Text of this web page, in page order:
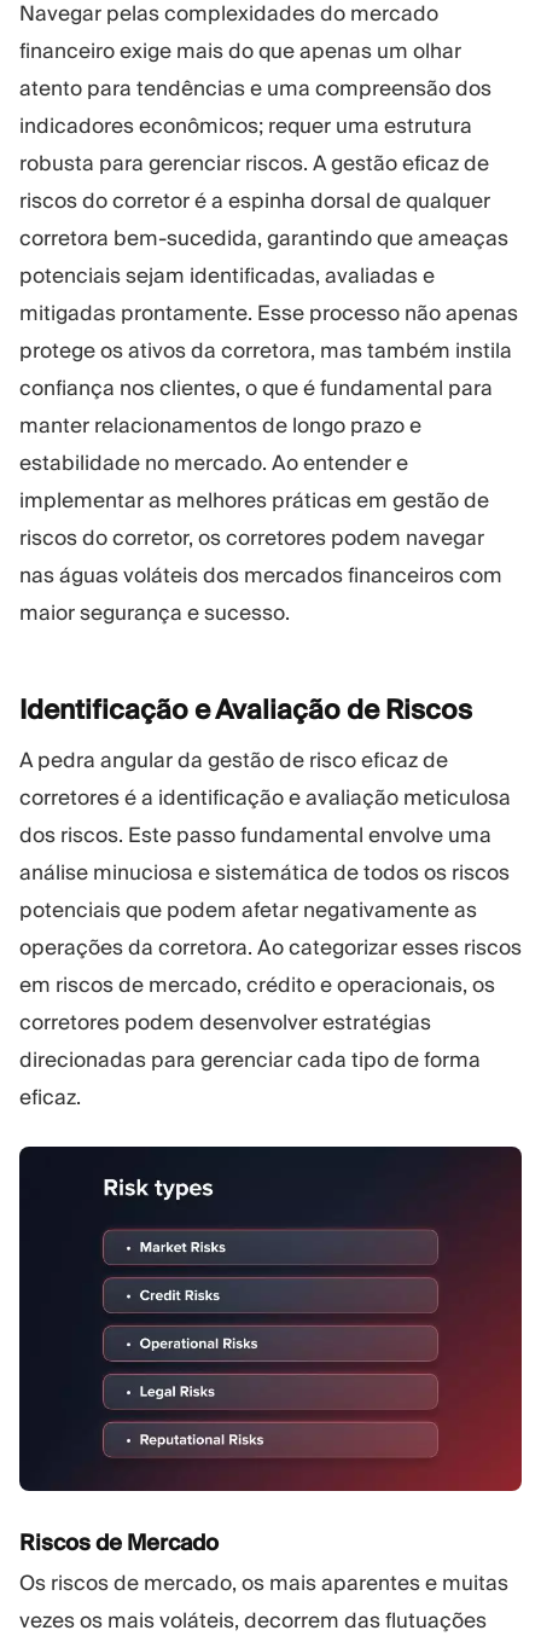
Navegar pelas complexidades do mercado
financeiro exige mais do que apenas um olhar
atento para tendências e uma compreensão dos
indicadores econômicos; requer uma estrutura
robusta para gerenciar riscos. A gestão eficaz de
riscos do corretor é a espinha dorsal de qualquer
corretora bem-sucedida, garantindo que ameaças
potenciais sejam identificadas, avaliadas e
mitigadas prontamente. Esse processo não apenas
protege os ativos da corretora, mas também instila
confiança nos clientes, o que é fundamental para
manter relacionamentos de longo prazo e
estabilidade no mercado. Ao entender e
implementar as melhores práticas em gestão de
riscos do corretor, os corretores podem navegar
nas águas voláteis dos mercados financeiros com
maior segurança e sucesso.
Identificação e Avaliação deRiscos
A pedra angular da gestão de risco eficaz de
corretores é a identificação e avaliação meticulosa
dos riscos. Este passo fundamental envolve uma
análise minuciosa e sistemática de todos os riscos
potenciais que podem afetar negativamente as
operações da corretora. Ao categorizar esses riscos
em riscos de mercado, crédito e operacionais, os
corretores podem desenvolver estratégias
direcionadas para gerenciar cada tipo de forma
eficaz.
Riscos de Mercado
Os riscos de mercado, os mais aparentes e muitas
vezes os mais voláteis, decorrem das flutuações
Plataforma Trading Administração
RECURSOS
Guia de marketing
Blog
Glossário
Tutoriais em vídeo
Plano de negócios
MAIS
Sobre nós
Equipe
Eventos
Números
Notícias da empresa
Carreiras
Sustentabilidade
SIGA-NOS